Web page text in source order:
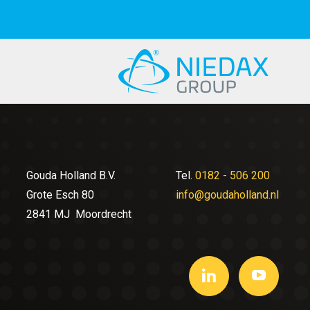
Gouda Holland B.V.
Grote Esch 80
2841 MJ Moordrecht
Tel. 0182 - 506 200
info@goudaholland.nl